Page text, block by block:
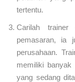
tertentu.
Carilah
pemasaran, ia
perusahaan.
memiliki banyak
yang sedang